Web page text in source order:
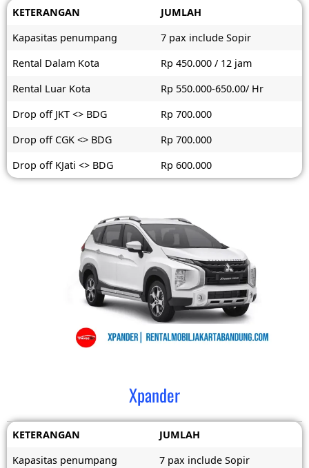
KETERANGAN
JUMLAH
Kapasitas penumpang
7 pax include Sopir
Rental Dalam Kota
Rp 450.000 / 12 jam
Rental Luar Kota
Rp 550.000-650.00/ Hr
Drop off JKT <> BDG
Rp 700.000
Drop off CGK <> BDG
Rp 700.000
Drop off KJati <> BDG
Rp 600.000
Xpander
KETERANGAN
JUMLAH
Kapasitas penumpang
7 pax include Sopir